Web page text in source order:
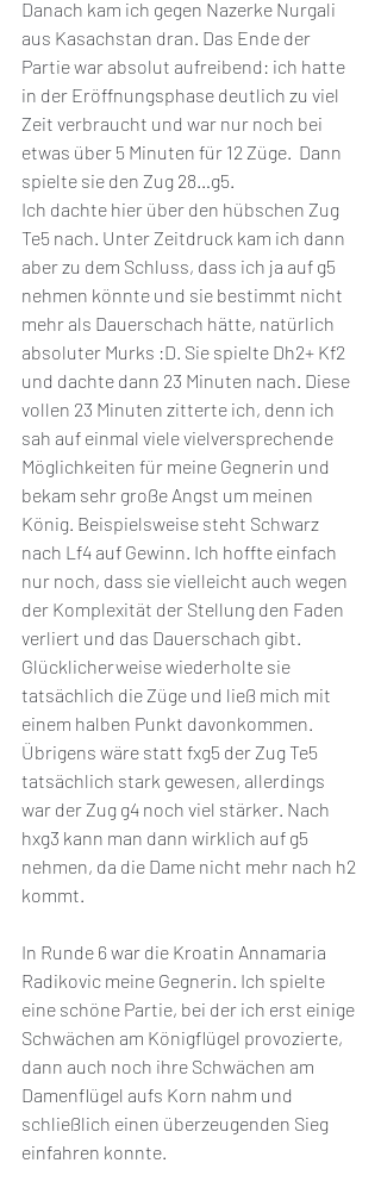
Danach kam ich gegen Nazerke Nurgali
aus Kasachstan dran. Das Ende der
Partie war absolut aufreibend: ich hatte
in der Eröffnungsphase deutlich zu viel
Zeit verbraucht und war nur noch bei
etwas über 5 Minuten für 12 Züge.  Dann
spielte sie den Zug 28…g5.
Ich dachte hier über den hübschen Zug
Te5 nach. Unter Zeitdruck kam ich dann
aber zu dem Schluss, dass ich ja auf g5
nehmen könnte und sie bestimmt nicht
mehr als Dauerschach hätte, natürlich
absoluter Murks :D. Sie spielte Dh2+ Kf2
und dachte dann 23 Minuten nach. Diese
vollen 23 Minuten zitterte ich, denn ich
sah auf einmal viele vielversprechende
Möglichkeiten für meine Gegnerin und
bekam sehr große Angst um meinen
König. Beispielsweise steht Schwarz
nach Lf4 auf Gewinn. Ich hoffte einfach
nur noch, dass sie vielleicht auch wegen
der Komplexität der Stellung den Faden
verliert und das Dauerschach gibt.
Glücklicherweise wiederholte sie
tatsächlich die Züge und ließ mich mit
einem halben Punkt davonkommen.
Übrigens wäre statt fxg5 der Zug Te5
tatsächlich stark gewesen, allerdings
war der Zug g4 noch viel stärker. Nach
hxg3 kann man dann wirklich auf g5
nehmen, da die Dame nicht mehr nach h2
kommt.
In Runde 6 war die Kroatin Annamaria
Radikovic meine Gegnerin. Ich spielte
eine schöne Partie, bei der ich erst einige
Schwächen am Königflügel provozierte,
dann auch noch ihre Schwächen am
Damenflügel aufs Korn nahm und
schließlich einen überzeugenden Sieg
einfahren konnte.